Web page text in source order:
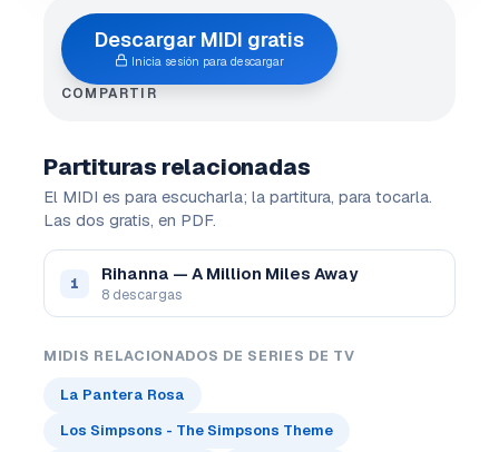
Descargar MIDI gratis
Inicia sesión para descargar
COMPARTIR
Partituras relacionadas
El MIDI es para escucharla; la partitura, para tocarla.
Las dos gratis, en PDF.
1 Rihanna — A Million Miles Away
8 descargas
MIDIS RELACIONADOS DE SERIES DE TV
La Pantera Rosa
Los Simpsons - The Simpsons Theme